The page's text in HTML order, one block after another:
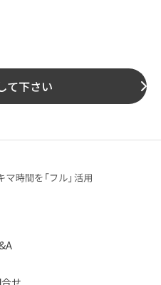
て下さい